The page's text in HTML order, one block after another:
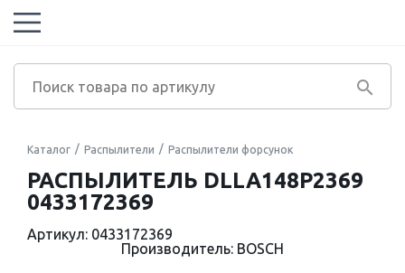
Каталог Распылители Распылители форсунок
РАСПЫЛИТЕЛЬ DLLA148P2369
0433172369
Артикул: 0433172369
Производитель: BOSCH